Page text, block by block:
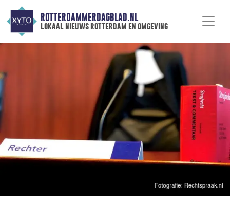
ROTTERDAMMERDAGBLAD.NL
lokaal nieuws rotterdam en omgeving